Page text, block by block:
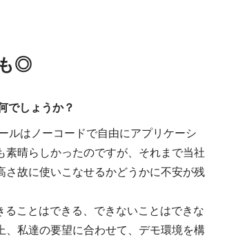
◎
でしょうか？
ルはノーコードで自由にアプリケーシ
晴らしかったのですが、それまで当社
故に使いこなせるかどうかに不安が残
ことはできる、できないことはできな
私達の要望に合わせて、デモ環境を構